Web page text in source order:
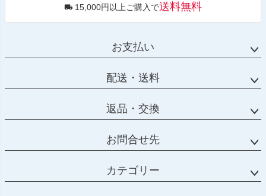
15,000円以上ご購入で送料無料
お支払い
配送・送料
返品・交換
お問合せ先
カテゴリー